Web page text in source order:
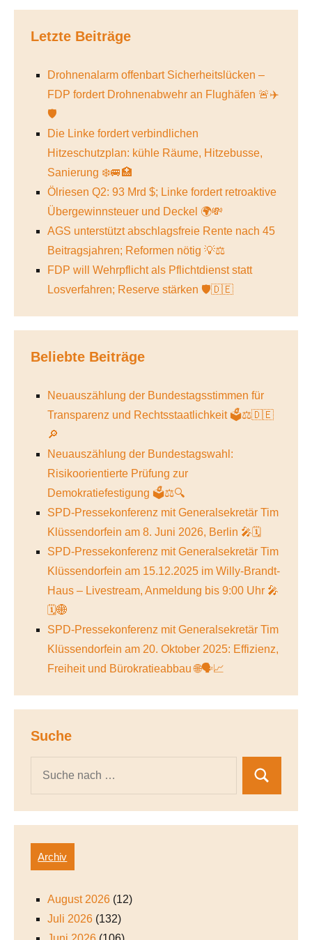
Letzte Beiträge
Drohnenalarm offenbart Sicherheitslücken –
FDP fordert Drohnenabwehr an Flughäfen 🚨✈️
🛡️
Die Linke fordert verbindlichen
Hitzeschutzplan: kühle Räume, Hitzebusse,
Sanierung ❄️🚐🏥
Ölriesen Q2: 93 Mrd $; Linke fordert retroaktive
Übergewinnsteuer und Deckel 🌍💸
AGS unterstützt abschlagsfreie Rente nach 45
Beitragsjahren; Reformen nötig 💡⚖️
FDP will Wehrpflicht als Pflichtdienst statt
Losverfahren; Reserve stärken 🛡️🇩🇪
Beliebte Beiträge
Neuauszählung der Bundestagsstimmen für
Transparenz und Rechtsstaatlichkeit 🗳️⚖️🇩🇪
🔎
Neuauszählung der Bundestagswahl:
Risikoorientierte Prüfung zur
Demokratiefestigung 🗳️⚖️🔍
SPD-Pressekonferenz mit Generalsekretär Tim
Klüssendorfein am 8. Juni 2026, Berlin 🎤🗓️
SPD-Pressekonferenz mit Generalsekretär Tim
Klüssendorfein am 15.12.2025 im Willy-Brandt-
Haus – Livestream, Anmeldung bis 9:00 Uhr 🎤
🗓️🌐
SPD-Pressekonferenz mit Generalsekretär Tim
Klüssendorfein am 20. Oktober 2025: Effizienz,
Freiheit und Bürokratieabbau 🌐🗣️📈
Suche
Archiv
August 2026 (12)
Juli 2026 (132)